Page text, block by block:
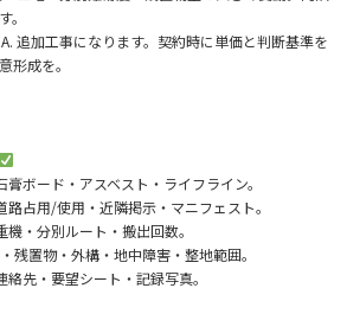
。
追加工事になります。契約時に単価と判断基準を
形成を。
ボード・アスベスト・ライフライン。
占用/使用・近隣掲示・マニフェスト。
・分別ルート・搬出回数。
残置物・外構・地中障害・整地範囲。
先・要望シート・記録写真。